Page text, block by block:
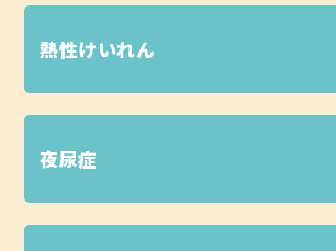
熱性けいれん
夜尿症